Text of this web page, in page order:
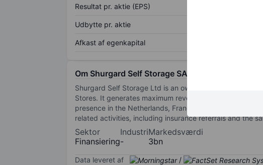
Resultat pr. aktie (EPS)
Udbytte pr. aktie
Afkast af egenkapital
Om Shurgard Self Storage SA
Shurgard Self Storage Ltd is an owner and operator of
Stores. It generates maximum revenue from the Same
presence in the Netherlands, France, Sweden,
related activities, including insurance referrals and the
Sektor
Finansiering
Industri
-
Markedsværdi
3bn
Data leveret af /